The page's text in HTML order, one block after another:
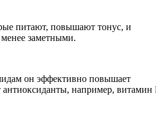
питают, повышают тонус, и
заметными.
он эффективно повышает
антиоксиданты, например, витамин